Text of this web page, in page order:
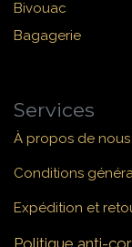
Bivouac
Bagagerie
Services
À propos de nous
Conditions
Expédition et